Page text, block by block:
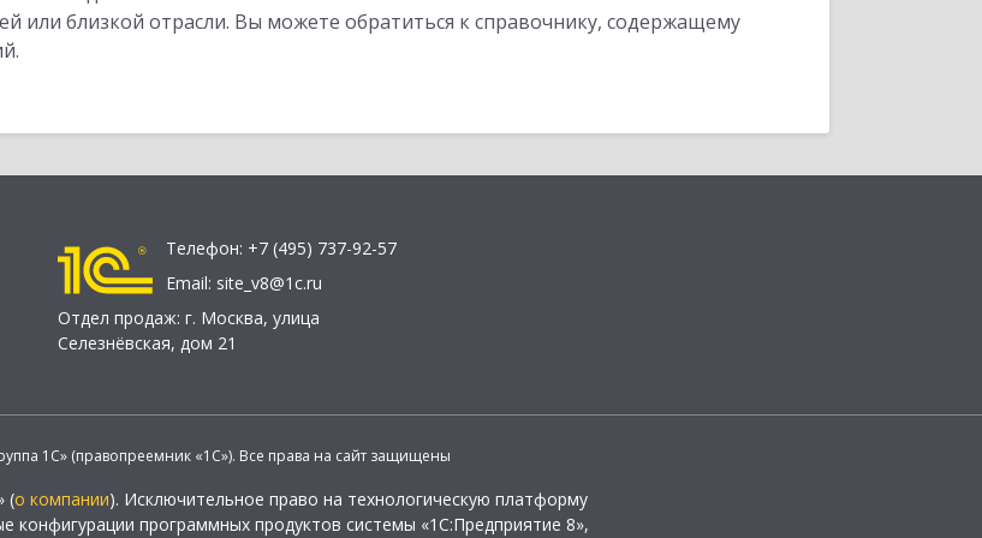
или близкой отрасли. Вы можете обратиться к справочнику, содержащему
Телефон: +7 (495) 737-92-57
Email: site_v8@1c.ru
Отдел продаж: г. Москва, улица
Селезнёвская, дом 21
1С» (правопреемник «1С»). Все права на сайт защищены
(о компании). Исключительное право на технологическую платформу
конфигурации программных продуктов системы «1С:Предприятие 8»,